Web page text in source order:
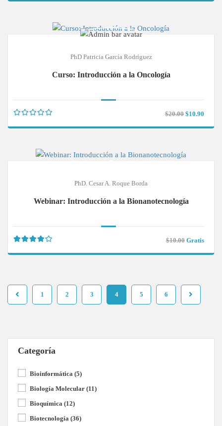
PhD Patricia García Rodríguez
Curso: Introducción a la Oncología
$20.00 $10.90
PhD. Cesar A. Roque Borda
Webinar: Introducción a la Bionanotecnología
$10.00 Gratis
1 2 3 4 5 6
Categoría
Bioinformática (5)
Biología Molecular (11)
Bioquímica (12)
Biotecnología (36)